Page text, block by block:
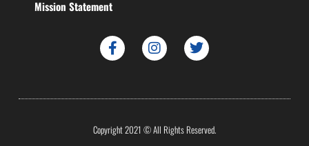
Mission Statement
Copyright 2021 © All Rights Reserved.